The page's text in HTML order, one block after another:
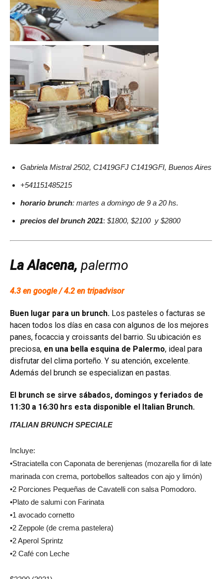
Gabriela Mistral 2502, C1419GFJ C1419GFI, Buenos Aires
+541151485215
horario brunch: martes a domingo de 9 a 20 hs.
precios del brunch 2021: $1800, $2100 y $2800
La Alacena, palermo
4.3 en google / 4.2 en tripadvisor
Buen lugar para un brunch. Los pasteles o facturas se
hacen todos los días en casa con algunos de los mejores
panes, focaccia y croissants del barrio. Su ubicación es
preciosa, en una bella esquina de Palermo, ideal para
disfrutar del clima porteño. Y su atención, excelente.
Además del brunch se especializan en pastas.
El brunch se sirve sábados, domingos y feriados de
11:30 a 16:30 hrs esta disponible el Italian Brunch.
ITALIAN BRUNCH SPECIALE
Incluye:
•Straciatella con Caponata de berenjenas (mozarella fior di late
marinada con crema, portobellos salteados con ajo y limón)
•2 Porciones Pequeñas de Cavatelli con salsa Pomodoro.
•Plato de salumi con Farinata
•1 avocado cornetto
•2 Zeppole (de crema pastelera)
•2 Aperol Sprintz
•2 Café con Leche